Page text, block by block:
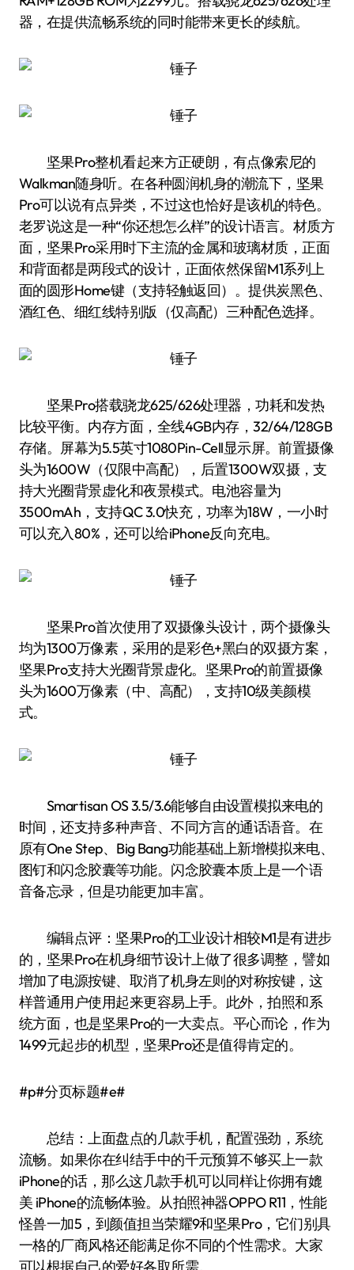
器，在提供流畅系统的同时能带来更长的续航。
坚果Pro整机看起来方正硬朗，有点像索尼的
Walkman随身听。在各种圆润机身的潮流下，坚果
Pro可以说有点异类，不过这也恰好是该机的特色。
老罗说这是一种“你还想怎么样”的设计语言。材质方
面，坚果Pro采用时下主流的金属和玻璃材质，正面
和背面都是两段式的设计，正面依然保留M1系列上
面的圆形Home键（支持轻触返回）。提供炭黑色、
酒红色、细红线特别版（仅高配）三种配色选择。
坚果Pro搭载骁龙625/626处理器，功耗和发热
比较平衡。内存方面，全线4GB内存，32/64/128GB
存储。屏幕为5.5英寸1080Pin-Cell显示屏。前置摄像
头为1600W（仅限中高配），后置1300W双摄，支
持大光圈背景虚化和夜景模式。电池容量为
3500mAh，支持QC 3.0快充，功率为18W，一小时
可以充入80%，还可以给iPhone反向充电。
坚果Pro首次使用了双摄像头设计，两个摄像头
均为1300万像素，采用的是彩色+黑白的双摄方案，
坚果Pro支持大光圈背景虚化。坚果Pro的前置摄像
头为1600万像素（中、高配），支持10级美颜模
式。
Smartisan OS 3.5/3.6能够自由设置模拟来电的
时间，还支持多种声音、不同方言的通话语音。在
原有One Step、Big Bang功能基础上新增模拟来电、
图钉和闪念胶囊等功能。闪念胶囊本质上是一个语
音备忘录，但是功能更加丰富。
编辑点评：坚果Pro的工业设计相较M1是有进步
的，坚果Pro在机身细节设计上做了很多调整，譬如
增加了电源按键、取消了机身左则的对称按键，这
样普通用户使用起来更容易上手。此外，拍照和系
统方面，也是坚果Pro的一大卖点。平心而论，作为
1499元起步的机型，坚果Pro还是值得肯定的。
#p#分页标题#e#
总结：上面盘点的几款手机，配置强劲，系统
流畅。如果你在纠结手中的千元预算不够买上一款
iPhone的话，那么这几款手机可以同样让你拥有媲
美 iPhone的流畅体验。从拍照神器OPPO R11，性能
怪兽一加5，到颜值担当荣耀9和坚果Pro，它们别具
一格的厂商风格还能满足你不同的个性需求。大家